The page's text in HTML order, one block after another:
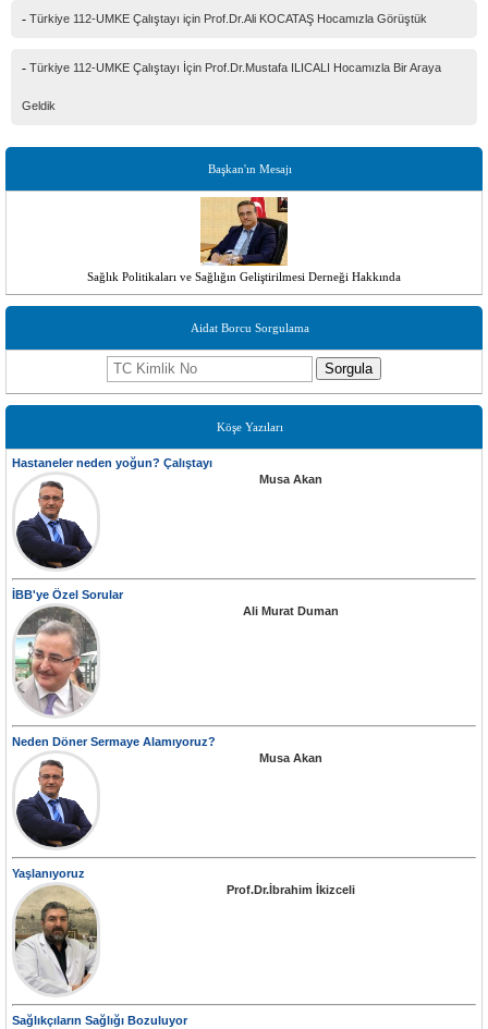
- Türkiye 112-UMKE Çalıştayı için Prof.Dr.Ali KOCATAŞ Hocamızla Görüştük
- Türkiye 112-UMKE Çalıştayı İçin Prof.Dr.Mustafa ILICALI Hocamızla Bir Araya
Geldik
Başkan'ın Mesajı
Sağlık Politikaları ve Sağlığın Geliştirilmesi Derneği Hakkında
Aidat Borcu Sorgulama
Sorgula
Köşe Yazıları
Hastaneler neden yoğun? Çalıştayı
Musa Akan
İBB'ye Özel Sorular
Ali Murat Duman
Neden Döner Sermaye Alamıyoruz?
Musa Akan
Yaşlanıyoruz
Prof.Dr.İbrahim İkizceli
Sağlıkçıların Sağlığı Bozuluyor